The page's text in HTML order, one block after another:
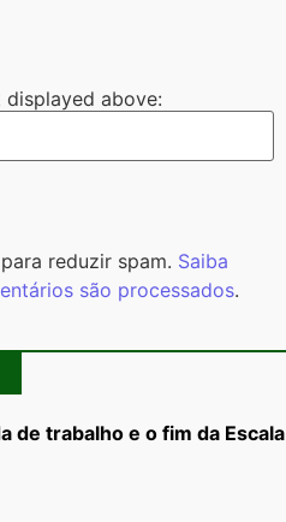
above:
reduzir spam. Saiba
são processados.
de trabalho e o fim da Escala